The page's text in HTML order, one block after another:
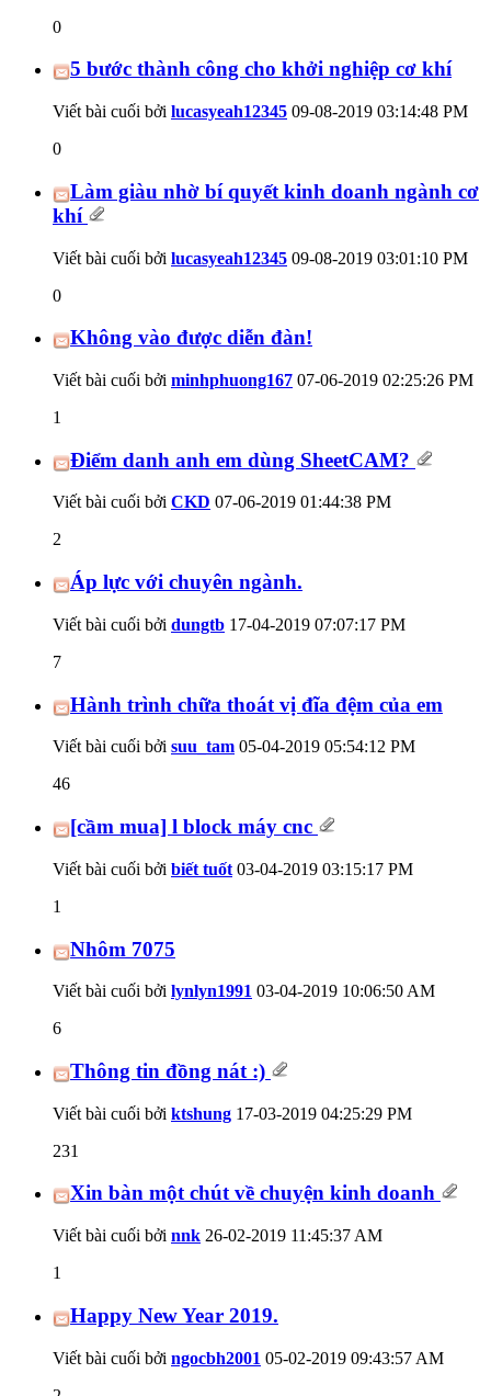
0
5 bước thành công cho khởi nghiệp cơ khí
Viết bài cuối bởi lucasyeah12345 09-08-2019 03:14:48 PM
0
Làm giàu nhờ bí quyết kinh doanh ngành cơ
khí
Viết bài cuối bởi lucasyeah12345 09-08-2019 03:01:10 PM
0
Không vào được diễn đàn!
Viết bài cuối bởi minhphuong167 07-06-2019 02:25:26 PM
1
Điểm danh anh em dùng SheetCAM?
Viết bài cuối bởi CKD 07-06-2019 01:44:38 PM
2
Áp lực với chuyên ngành.
Viết bài cuối bởi dungtb 17-04-2019 07:07:17 PM
7
Hành trình chữa thoát vị đĩa đệm của em
Viết bài cuối bởi suu_tam 05-04-2019 05:54:12 PM
46
[cầm mua] l block máy cnc
Viết bài cuối bởi biết tuốt 03-04-2019 03:15:17 PM
1
Nhôm 7075
Viết bài cuối bởi lynlyn1991 03-04-2019 10:06:50 AM
6
Thông tin đồng nát :)
Viết bài cuối bởi ktshung 17-03-2019 04:25:29 PM
231
Xin bàn một chút về chuyện kinh doanh
Viết bài cuối bởi nnk 26-02-2019 11:45:37 AM
1
Happy New Year 2019.
Viết bài cuối bởi ngocbh2001 05-02-2019 09:43:57 AM